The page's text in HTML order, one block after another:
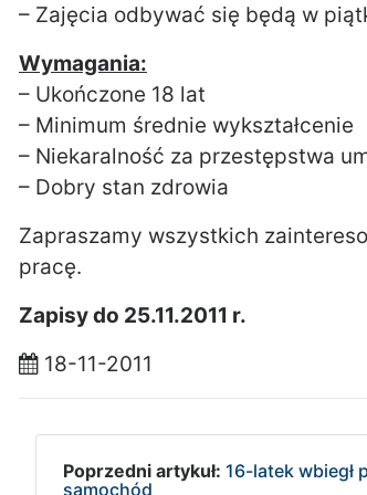
– Zajęcia odbywać się będą w
Wymagania:
– Ukończone 18 lat
– Minimum średnie wykształcenie
– Niekaralność za przestępstwa
– Dobry stan zdrowia
Zapraszamy wszystkich
pracę.
Zapisy do 25.11.2011 r.
18-11-2011
Poprzedni artykuł: 16-latek wbiegł
samochód